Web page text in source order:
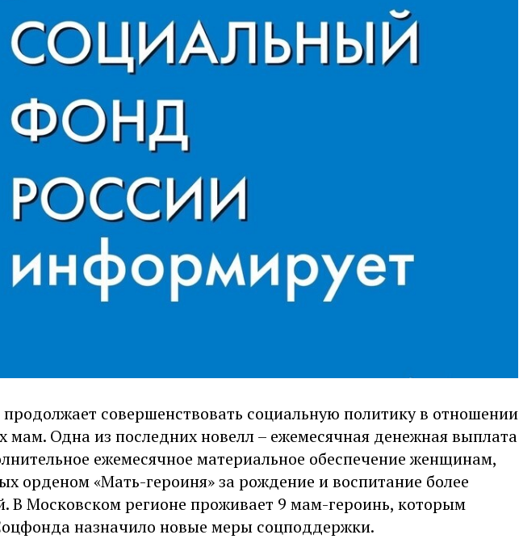
продолжает совершенствовать социальную политику в отношении
мам. Одна из последних новелл – ежемесячная денежная выплата
ежемесячное материальное обеспечение женщинам,
орденом «Мать-героиня» за рождение и воспитание более
В Московском регионе проживает 9 мам-героинь, которым
назначило новые меры соцподдержки.